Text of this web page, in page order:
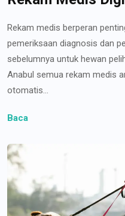
Rekam medis berperan
pemeriksaan diagnosis dan
sebelumnya untuk hewan
Anabul semua rekam medis
otomatis...
Baca